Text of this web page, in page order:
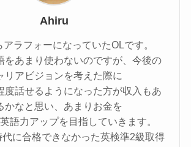
Ahiru
ラフォーになっていたOLです。
をあまり使わないのですが、今後の
リアビジョンを考えた際に
度話せるようになった方が収入もあ
かなと思い、あまりお金を
語力アップを目指していきます。
代に合格できなかった英検準2級取得